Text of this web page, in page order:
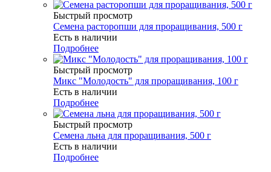
Быстрый просмотр
Семена расторопши для проращивания, 500 г
Есть в наличии
Подробнее
Быстрый просмотр
Микс "Молодость" для проращивания, 100 г
Есть в наличии
Подробнее
Быстрый просмотр
Семена льна для проращивания, 500 г
Есть в наличии
Подробнее